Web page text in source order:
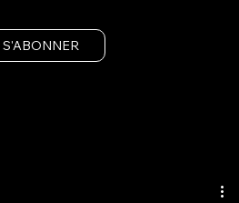
S'ABONNER